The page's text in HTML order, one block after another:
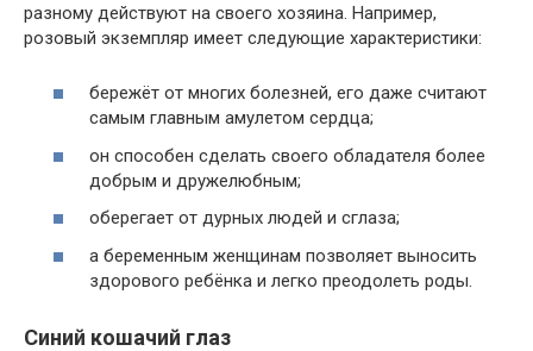
разному действуют на своего хозяина. Например,
розовый экземпляр имеет следующие характеристики:
бережёт от многих болезней, его даже считают
самым главным амулетом сердца;
он способен сделать своего обладателя более
добрым и дружелюбным;
оберегает от дурных людей и сглаза;
а беременным женщинам позволяет выносить
здорового ребёнка и легко преодолеть роды.
Синий кошачий глаз